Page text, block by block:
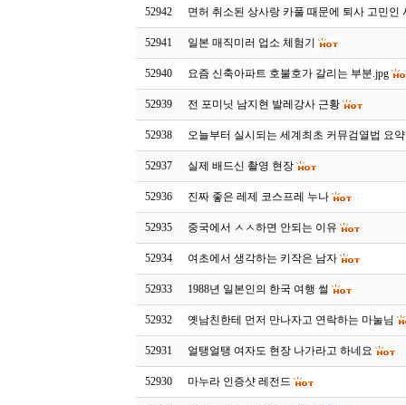
52942 면허 취소된 상사랑 카풀 때문에 퇴사 고민인
52941 일본 매직미러 업소 체험기
52940 요즘 신축아파트 호불호가 갈리는 부분.jpg
52939 전 포미닛 남지현 발레강사 근황
52938 오늘부터 실시되는 세계최초 커뮤검열법 요약
52937 실제 배드신 촬영 현장
52936 진짜 좋은 레제 코스프레 누나
52935 중국에서 ㅅㅅ하면 안되는 이유
52934 여초에서 생각하는 키작은 남자
52933 1988년 일본인의 한국 여행 썰
52932 옛남친한테 먼저 만나자고 연락하는 마눌님
52931 얼탱얼탱 여자도 현장 나가라고 하네요
52930 마누라 인증샷 레전드